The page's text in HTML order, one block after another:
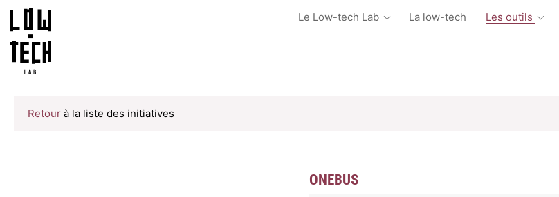
Le Low-tech Lab La low-tech Les outils
Retour à la liste des initiatives
ONEBUS